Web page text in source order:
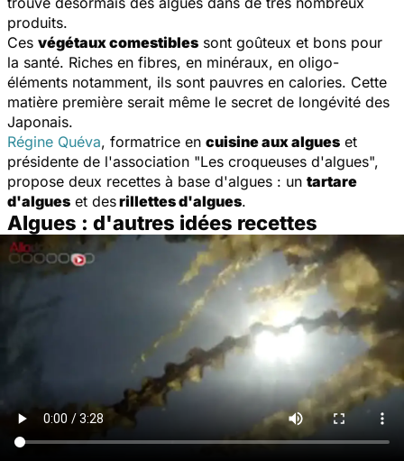
produits.
Ces végétaux comestibles sont goûteux et bons pour
la santé. Riches en fibres, en minéraux, en oligo-
éléments notamment, ils sont pauvres en calories. Cette
matière première serait même le secret de longévité des
Japonais.
Régine Quéva, formatrice en cuisine aux algues et
présidente de l'association "Les croqueuses d'algues",
propose deux recettes à base d'algues : un tartare
d'algues et desrillettes d'algues.
Algues : d'autres idées recettes